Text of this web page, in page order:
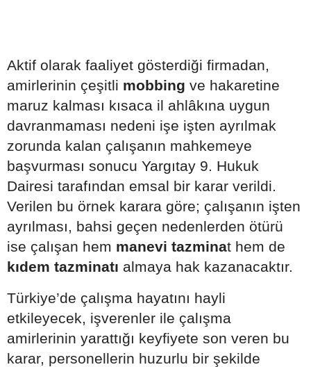
Aktif olarak faaliyet gösterdiği firmadan,
amirlerinin çeşitli mobbing ve hakaretine
maruz kalması kısaca il ahlâkına uygun
davranmaması nedeni işe işten ayrılmak
zorunda kalan çalışanın mahkemeye
başvurması sonucu Yargıtay 9. Hukuk
Dairesi tarafından emsal bir karar verildi.
Verilen bu örnek karara göre; çalışanın işten
ayrılması, bahsi geçen nedenlerden ötürü
ise çalışan hem manevi tazminat hem de
kıdem tazminatı almaya hak kazanacaktır.
Türkiye’de çalışma hayatını hayli
etkileyecek, işverenler ile çalışma
amirlerinin yarattığı keyfiyete son veren bu
karar, personellerin huzurlu bir şekilde